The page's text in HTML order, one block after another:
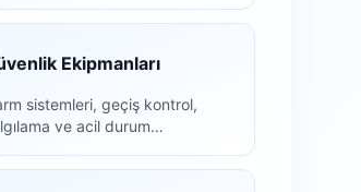
Ekipmanları
sistemleri, geçiş kontrol,
ve acil durum